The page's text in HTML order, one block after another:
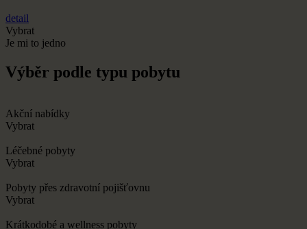
detail
Vybrat
Je mi to jedno
Výběr podle typu pobytu
Akční nabídky
Vybrat
Léčebné pobyty
Vybrat
Pobyty přes zdravotní pojišťovnu
Vybrat
Krátkodobé a wellness pobyty